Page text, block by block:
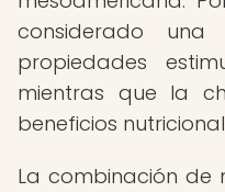
considerado
propiedades
mientras que la
beneficios
La combinación de